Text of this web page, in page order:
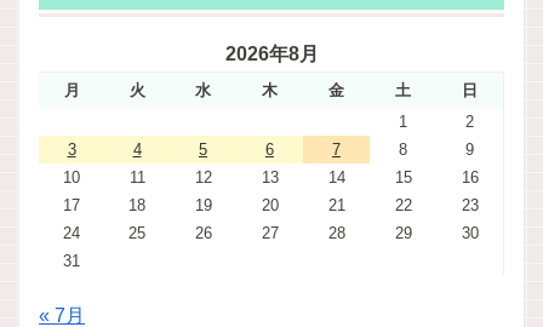
2026年8月
月 火 水 木 金 土
日
1
2
3
4 5 6 7 8
9
10
11 12 13 14 15
16
17
18 19 20 21 22
23
24
25 26 27 28 29
30
31
« 7月